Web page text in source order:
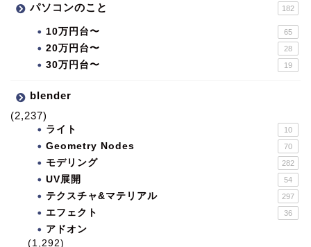
パソコンのこと 182
10万円台〜 65
20万円台〜 28
30万円台〜 19
blender
(2,237)
ライト 10
Geometry Nodes 70
モデリング 282
UV展開 54
テクスチャ&マテリアル 297
エフェクト 36
アドオン
(1,292)